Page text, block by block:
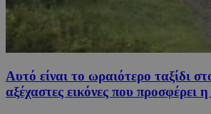
Αυτό είναι το ωραιότερο ταξίδι
αξέχαστες εικόνες που προσφέρει